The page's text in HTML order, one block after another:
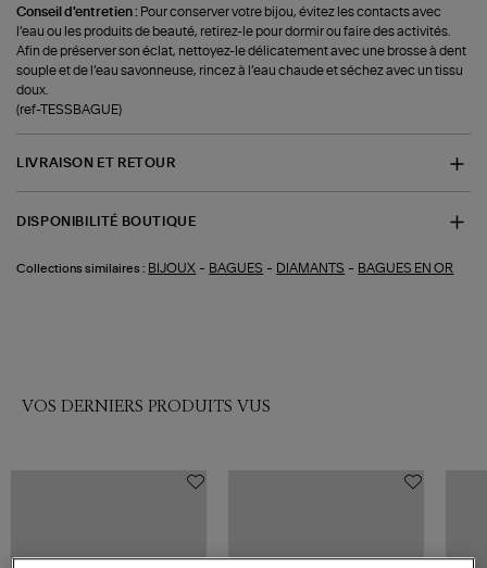
Conseil d'entretien : Pour conserver votre bijou, évitez les contacts avec
l’eau ou les produits de beauté, retirez-le pour dormir ou faire des activités.
Afin de préserver son éclat, nettoyez-le délicatement avec une brosse à dent
souple et de l’eau savonneuse, rincez à l’eau chaude et séchez avec un tissu
doux.
(ref-TESSBAGUE)
LIVRAISON ET RETOUR
DISPONIBILITÉ BOUTIQUE
Collections similaires : BIJOUX - BAGUES - DIAMANTS - BAGUES EN OR
VOS DERNIERS PRODUITS VUS